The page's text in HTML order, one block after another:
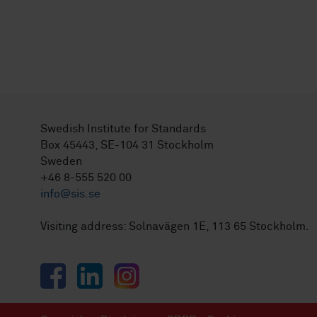
Swedish Institute for Standards
Box 45443, SE-104 31 Stockholm
Sweden
+46 8-555 520 00
info@sis.se
Visiting address: Solnavägen 1E, 113 65 Stockholm.
FacebookLinkedInInstagram